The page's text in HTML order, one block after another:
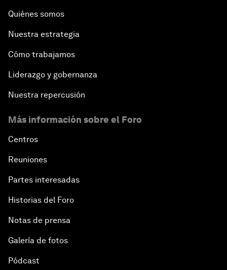
Quiénes somos
Nuestra estrategia
Cómo trabajamos
Liderazgo y gobernanza
Nuestra repercusión
Más información sobre el Foro
Centros
Reuniones
Partes interesadas
Historias del Foro
Notas de prensa
Galería de fotos
Pódcast